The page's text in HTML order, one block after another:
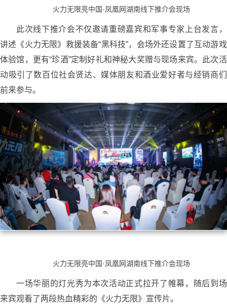
火力无限亮中国·凤凰网湖南线下推介会现场
此次线下推介会不仅邀请重磅嘉宾和军事专家上台发言，
讲述《火力无限》救援装备“黑科技”，会场外还设置了互动游戏
体验馆，更有“珍酒”定制好礼和神秘大奖赠与现场来宾。此次活
动吸引了数百位社会贤达、媒体朋友和酒业爱好者与经销商们
前来参与。
火力无限亮中国·凤凰网湖南线下推介会现场
一场华丽的灯光秀为本次活动正式拉开了帷幕，随后到场
来宾观看了两段热血精彩的《火力无限》宣传片。